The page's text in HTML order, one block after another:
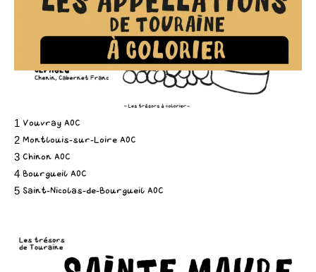
1 Vouvray AOC
2 Montlouis-sur-Loire AOC
3 Chinon AOC
4 Bourgueil AOC
5 Saint-Nicolas-de-Bourgueil AOC